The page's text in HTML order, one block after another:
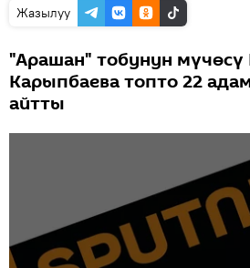
Жазылуу
"Арашан" тобунун мүчөсү
Карыпбаева топто 22
айтты